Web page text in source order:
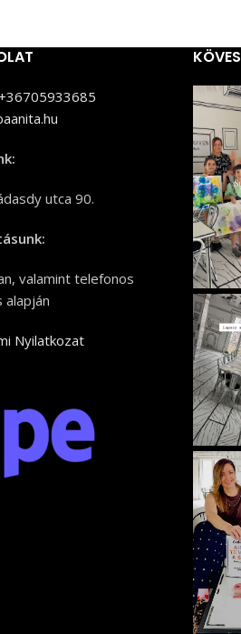
utca 90.
valamint telefonos
Nyilatkozat